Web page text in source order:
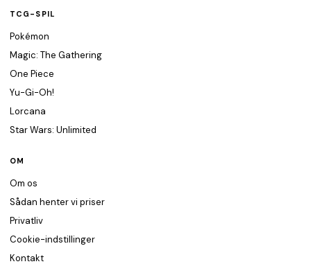
TCG-SPIL
Pokémon
Magic: The Gathering
One Piece
Yu-Gi-Oh!
Lorcana
Star Wars: Unlimited
OM
Om os
Sådan henter vi priser
Privatliv
Cookie-indstillinger
Kontakt